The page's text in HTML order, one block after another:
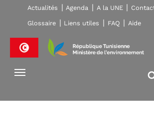
Skip to main navigation
Aller au contenu principal
Skip to page footer
Actualités Agenda A la UNE
Glossaire Liens utiles FAQ Aide